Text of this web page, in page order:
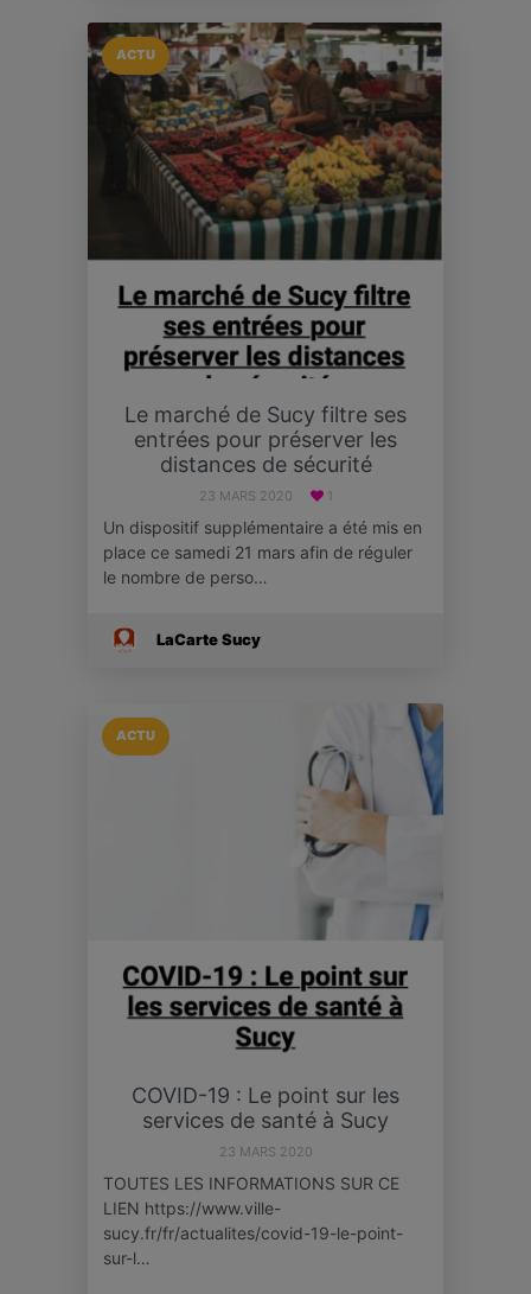
ACTU
Le marché de Sucy filtre ses
entrées pour préserver les
distances de sécurité
23 MARS 2020 1
Un dispositif supplémentaire a été mis en
place ce samedi 21 mars afin de réguler
le nombre de perso…
LaCarte Sucy
ACTU
COVID-19 : Le point sur les
services de santé à Sucy
23 MARS 2020
TOUTES LES INFORMATIONS SUR CE
LIEN https://www.ville-
sucy.fr/fr/actualites/covid-19-le-point-
sur-l…